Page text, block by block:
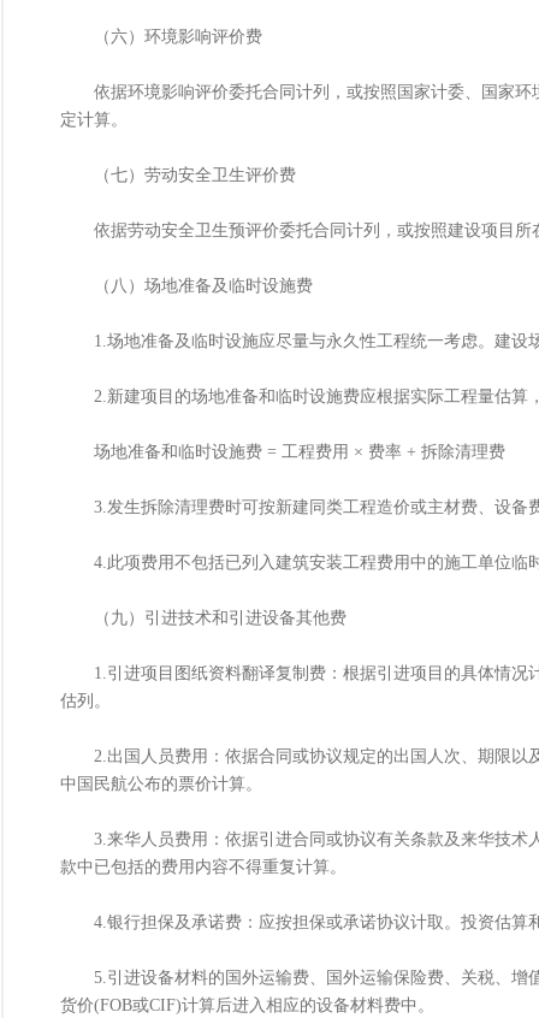
（六）环境影响评价费
依据环境影响评价委托合同计列，或按照国家计委、国家环
定计算。
（七）劳动安全卫生评价费
依据劳动安全卫生预评价委托合同计列，或按照建设项目所
（八）场地准备及临时设施费
1.场地准备及临时设施应尽量与永久性工程统一考虑。建设
2.新建项目的场地准备和临时设施费应根据实际工程量估算
场地准备和临时设施费 = 工程费用 × 费率 + 拆除清理费
3.发生拆除清理费时可按新建同类工程造价或主材费、设备
4.此项费用不包括已列入建筑安装工程费用中的施工单位临
（九）引进技术和引进设备其他费
1.引进项目图纸资料翻译复制费：根据引进项目的具体情况
估列。
2.出国人员费用：依据合同或协议规定的出国人次、期限以
中国民航公布的票价计算。
3.来华人员费用：依据引进合同或协议有关条款及来华技术
款中已包括的费用内容不得重复计算。
4.银行担保及承诺费：应按担保或承诺协议计取。投资估算
5.引进设备材料的国外运输费、国外运输保险费、关税、增
货价(FOB或CIF)计算后进入相应的设备材料费中。